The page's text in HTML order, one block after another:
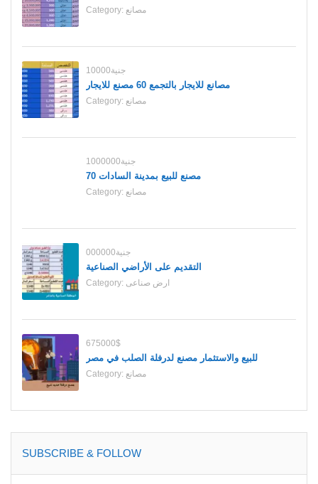
Category: مصانع
10000جنية
مصانع للايجار بالتجمع 60 مصنع للايجار
Category: مصانع
1000000جنية
70 مصنع للبيع بمدينة السادات
Category: مصانع
000000جنية
التقديم على الأراضي الصناعية
Category: ارض صناعى
675000$
للبيع والاستثمار مصنع لدرفلة الصلب في مصر
Category: مصانع
SUBSCRIBE & FOLLOW